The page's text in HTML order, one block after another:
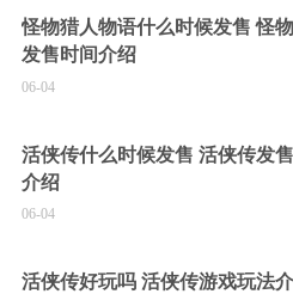
怪物猎人物语什么时候发售 怪
发售时间介绍
06-04
活侠传什么时候发售 活侠传发
介绍
06-04
活侠传好玩吗 活侠传游戏玩法